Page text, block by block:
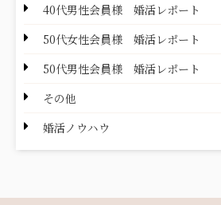
40代男性会員様 婚活レポート
50代女性会員様 婚活レポート
50代男性会員様 婚活レポート
その他
婚活ノウハウ